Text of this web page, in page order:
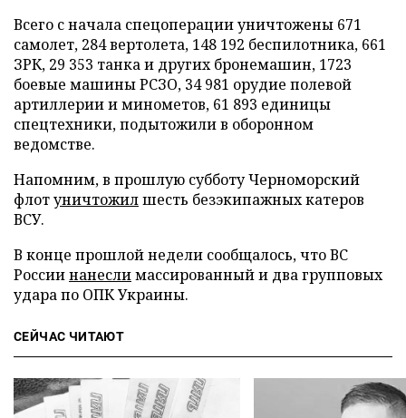
Всего с начала спецоперации уничтожены 671
самолет, 284 вертолета, 148 192 беспилотника, 661
ЗРК, 29 353 танка и других бронемашин, 1723
боевые машины РСЗО, 34 981 орудие полевой
артиллерии и минометов, 61 893 единицы
спецтехники, подытожили в оборонном
ведомстве.
Напомним, в прошлую субботу Черноморский
флотуничтожилшесть безэкипажных катеров
ВСУ.
В конце прошлой недели сообщалось, что ВС
Россиинанеслимассированный и два групповых
удара по ОПК Украины.
СЕЙЧАС ЧИТАЮТ